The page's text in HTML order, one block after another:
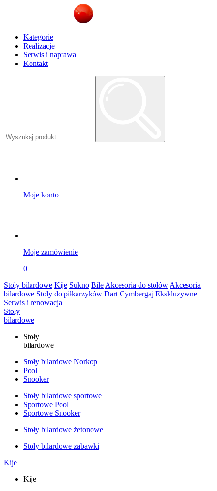
Kategorie
Realizacje
Serwis i naprawa
Kontakt
Moje konto
Moje zamówienie
0
Stoły bilardowe Kije Sukno Bile Akcesoria do stołów Akcesoria
bilardowe Stoły do piłkarzyków Dart Cymbergaj Ekskluzywne
Serwis i renowacja
Stoły
bilardowe
Stoły
bilardowe
Stoły bilardowe Norkop
Pool
Snooker
Stoły bilardowe sportowe
Sportowe Pool
Sportowe Snooker
Stoły bilardowe żetonowe
Stoły bilardowe zabawki
Kije
Kije